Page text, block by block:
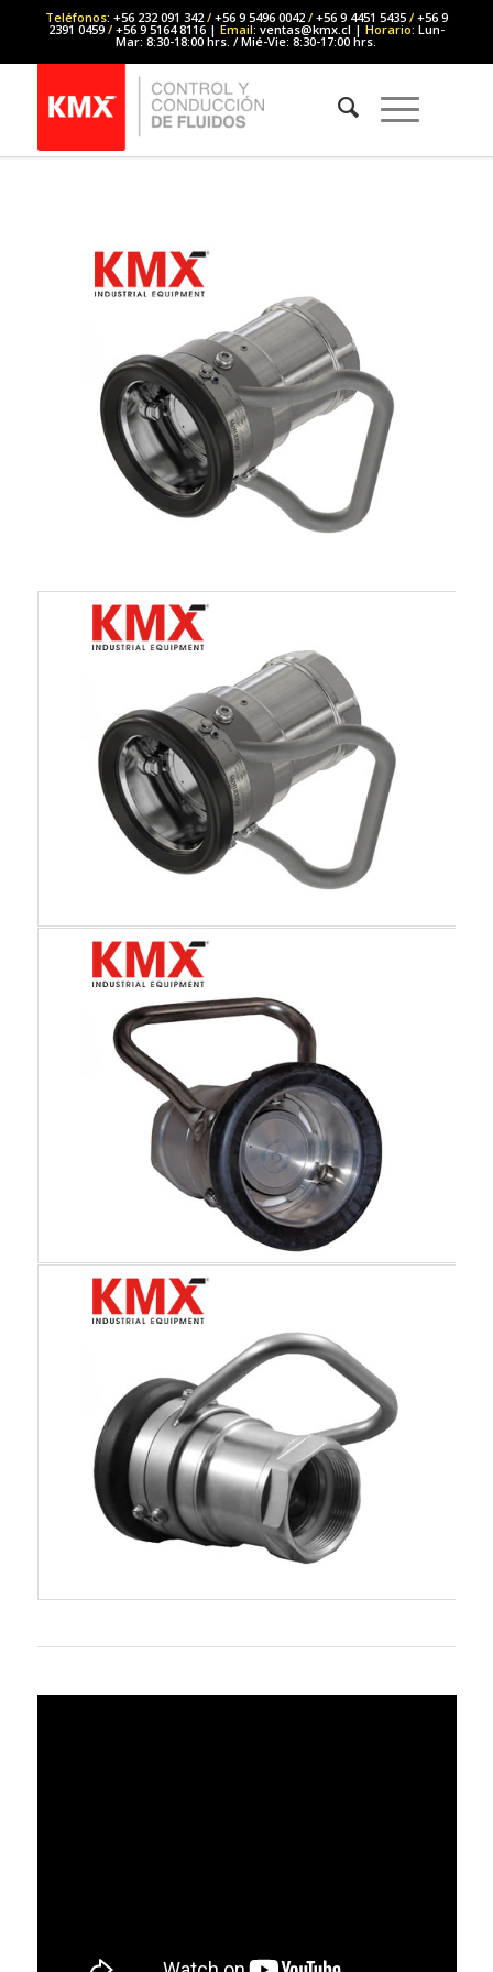
Teléfonos: +56 232 091 342 /+56 9 5496 0042 /+56 9 4451 5435 /+56 9
2391 0459 /+56 9 5164 8116 | Email: ventas@kmx.cl | Horario: Lun-
Mar: 8:30-18:00 hrs. / Mié-Vie: 8:30-17:00 hrs.